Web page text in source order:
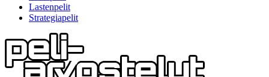
Lastenpelit
Strategiapelit